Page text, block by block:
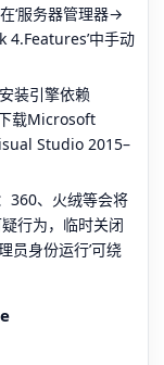
‘服务器管理器→
中手动
装引擎依赖
载Microsoft
Studio 2015–
360、火绒等会将
行为，临时关闭
员身份运行’可绕